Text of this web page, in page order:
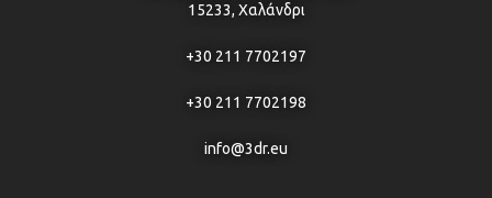
15233, Χαλάνδρι
+30 211 7702197
+30 211 7702198
info@3dr.eu